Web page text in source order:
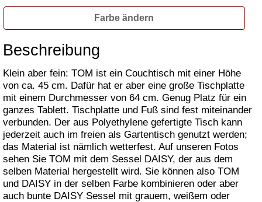
Farbe ändern
Beschreibung
Klein aber fein: TOM ist ein Couchtisch mit einer Höhe
von ca. 45 cm. Dafür hat er aber eine große Tischplatte
mit einem Durchmesser von 64 cm. Genug Platz für ein
ganzes Tablett. Tischplatte und Fuß sind fest miteinander
verbunden. Der aus Polyethylene gefertigte Tisch kann
jederzeit auch im freien als Gartentisch genutzt werden;
das Material ist nämlich wetterfest. Auf unseren Fotos
sehen Sie TOM mit dem Sessel DAISY, der aus dem
selben Material hergestellt wird. Sie können also TOM
und DAISY in der selben Farbe kombinieren oder aber
auch bunte DAISY Sessel mit grauem, weißem oder